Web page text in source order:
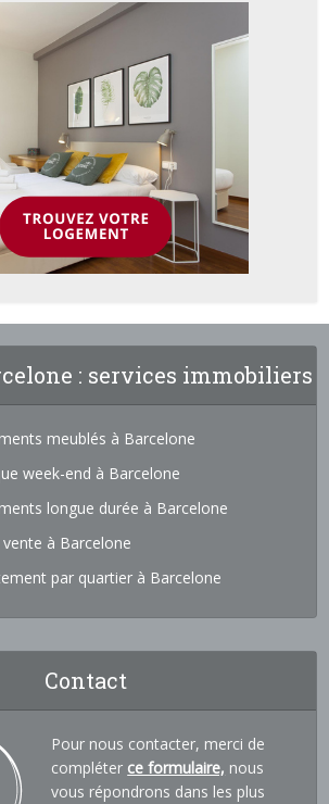
: services immobiliers
meublés à Barcelone
week-end à Barcelone
longue durée à Barcelone
à Barcelone
par quartier à Barcelone
Contact
Pour nous contacter, merci de
compléter ce formulaire, nous
vous répondrons dans les plus